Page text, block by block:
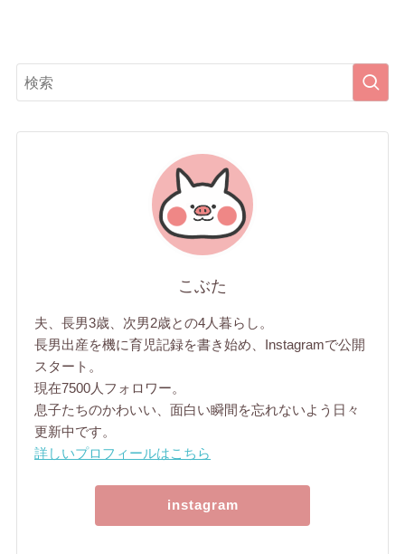
こぶた
夫、長男3歳、次男2歳との4人暮らし。
長男出産を機に育児記録を書き始め、Instagramで公開
スタート。
現在7500人フォロワー。
息子たちのかわいい、面白い瞬間を忘れないよう日々
更新中です。
詳しいプロフィールはこちら
instagram